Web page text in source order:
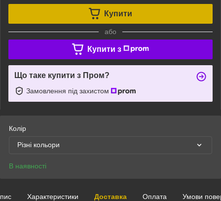
Купити
або
Купити з
Що таке купити з Пром?
Замовлення під захистом
Колір
Різні кольори
В наявності
Характеристики Доставка Оплата Умови